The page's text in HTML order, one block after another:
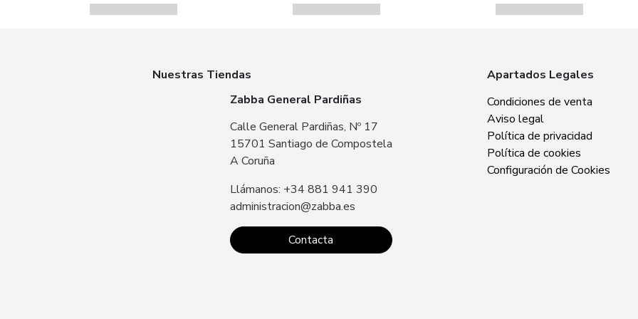
Nuestras Tiendas
Zabba General Pardiñas
Calle General Pardiñas, Nº 17
15701 Santiago de Compostela
A Coruña
Llámanos: +34 881 941 390
administracion@zabba.es
Contacta
Zabba Area
15707 Santiago
Sin especificar
Apartados Legales
Condiciones de venta
Aviso legal
Política de privacidad
Política de cookies
Configuración de Cookies